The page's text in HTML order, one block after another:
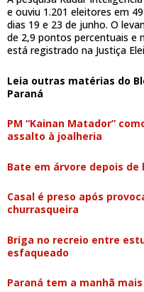
e ouviu 1.201 eleitores em
dias 19 e 23 de junho. O
de 2,9 pontos percentuais e
está registrado na Justiça
Leia outras matérias do
Paraná
PM “Kainan Matador”
assalto à joalheria
Bate em árvore depois de
Casal é preso após
churrasqueira
Briga no recreio entre
esfaqueado
Paraná tem a manhã